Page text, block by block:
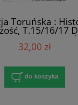
Toruńska :
T.15/16/17
I, II i III / Praca
32,00 zł
do koszyka